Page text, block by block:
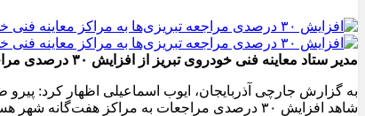
مدیر ستاد معاینه فنی خودروی تبریز از افزایش ۳۰ درصدی مراجعه شهروندان تبریزی به مراکز هفت‌گانه معاینه فنی شهر تبریز در پی ارائه تخفیف ۲۰ درصدی در این مراکز خبر داد.
شاهد افزایش ۳۰ درصدی مراجعات به مراکز هفت‌گانه شهر هستیم.